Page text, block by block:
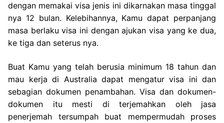
dengan memakai visa jenis ini dikarnakan masa tinggal
nya 12 bulan. Kelebihannya, Kamu dapat perpanjang
masa berlaku visa ini dengan ajukan visa yang ke dua,
ke tiga dan seterus nya.
Buat Kamu yang telah berusia minimum 18 tahun dan
mau kerja di Australia dapat mengatur visa ini dan
sebagian dokumen penambahan. Visa dan dokumen-
dokumen itu mesti di terjemahkan oleh jasa
penerjemah tersumpah buat mempermudah proses